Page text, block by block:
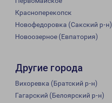
Красноперекопск
Новофедоровка (Сакский р-н)
Новоозерное (Евпатория)
Другие города
Вихоревка (Братский р-н)
Гагарский (Белоярский р-н)